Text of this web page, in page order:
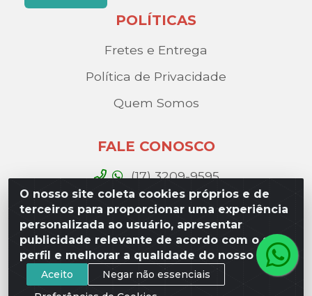
O nosso site coleta cookies próprios e de
terceiros para proporcionar uma experiência
personalizada ao usuário, apresentar
publicidade relevante de acordo com o seu
perfil e melhorar a qualidade do nosso site.
Aceito
Negar não essenciais
POLÍTICAS
Fretes e Entrega
Política de Privacidade
Quem Somos
FALE CONOSCO
(17) 3209-9595
contato@liviadistribuidora.com.br
BAIXE NOSSO APP